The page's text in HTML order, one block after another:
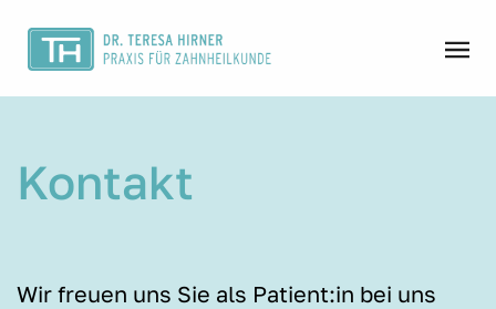
Kontakt
Wir freuen uns Sie als Patient:in bei uns